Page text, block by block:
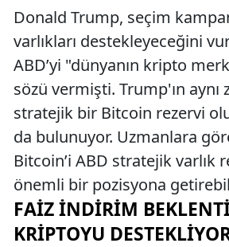
Donald Trump, seçim
varlıkları destekleyeceğini
ABD’yi "dünyanın kripto
sözü vermişti. Trump'ın aynı
stratejik bir Bitcoin rezervi
da bulunuyor. Uzmanlara
Bitcoin’i ABD stratejik varlık
önemli bir pozisyona
FAIZ İNDIRIM
KRIPTOYU